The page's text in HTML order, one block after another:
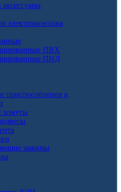
электромонтажа
ПВХ
ПНД
приспособления и
хомуты
зажимы